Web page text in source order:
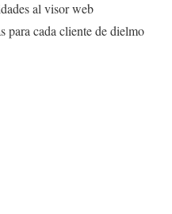
al visor web
para cada cliente de dielmo